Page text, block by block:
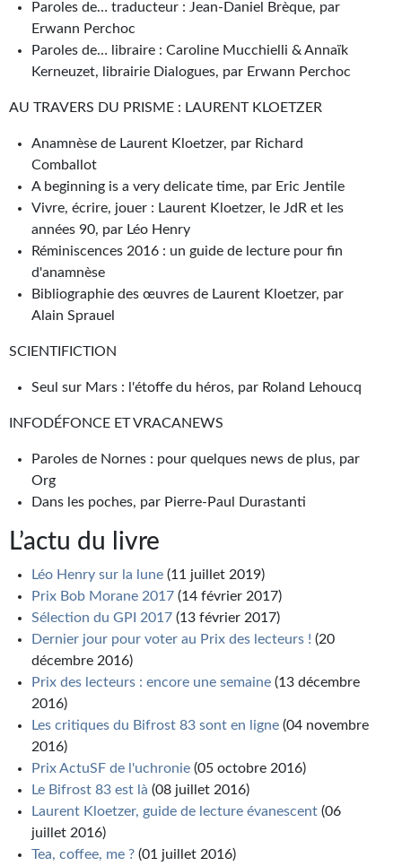
Journal d'un homme des bois
FORUMS
F.A.Q.
Soumettre un manuscrit
Support technique
Paroles de… traducteur : Jean-Daniel Brèque, par
Erwann Perchoc
Paroles de… libraire : Caroline Mucchielli & Annaïk
Kerneuzet, librairie Dialogues, par Erwann Perchoc
AU TRAVERS DU PRISME : LAURENT KLOETZER
Anamnèse de Laurent Kloetzer, par Richard
Comballot
A beginning is a very delicate time, par Eric Jentile
Vivre, écrire, jouer : Laurent Kloetzer, le JdR et les
années 90, par Léo Henry
Réminiscences 2016 : un guide de lecture pour fin
d'anamnèse
Bibliographie des œuvres de Laurent Kloetzer, par
Alain Sprauel
SCIENTIFICTION
Seul sur Mars : l'étoffe du héros, par Roland Lehoucq
INFODÉFONCE ET VRACANEWS
Paroles de Nornes : pour quelques news de plus, par
Org
Dans les poches, par Pierre-Paul Durastanti
L’actu du livre
Léo Henry sur la lune (11 juillet 2019)
Prix Bob Morane 2017 (14 février 2017)
Sélection du GPI 2017 (13 février 2017)
Dernier jour pour voter au Prix des lecteurs ! (20
décembre 2016)
Prix des lecteurs : encore une semaine (13 décembre
2016)
Les critiques du Bifrost 83 sont en ligne (04 novembre
2016)
Prix ActuSF de l'uchronie (05 octobre 2016)
Le Bifrost 83 est là (08 juillet 2016)
Laurent Kloetzer, guide de lecture évanescent (06
juillet 2016)
Tea, coffee, me ? (01 juillet 2016)